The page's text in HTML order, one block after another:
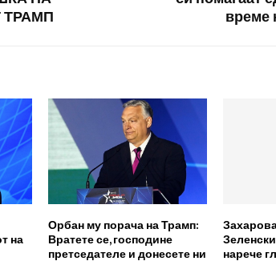
време
на
Орбан му порача на Трамп:
Вратете се, господине
претседателе и донесете ни нарече